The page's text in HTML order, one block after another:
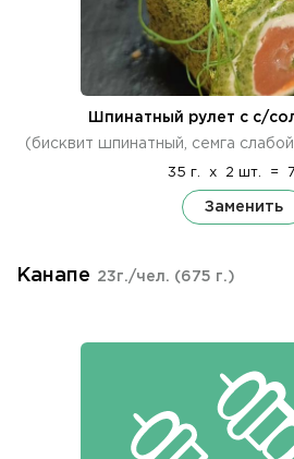
Шпинатный рулет с с/
(бисквит шпинатный, семга
35 г. x 2 шт. =
Заменить
Канапе 23г./чел. (675 г.)